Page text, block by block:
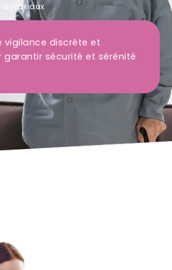
Bordeaux
vigilance discrète et
garantir sécurité et sérénité